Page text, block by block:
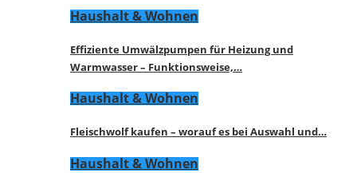
Haushalt & Wohnen
Effiziente Umwälzpumpen für Heizung und
Warmwasser – Funktionsweise,…
Haushalt & Wohnen
Fleischwolf kaufen – worauf es bei Auswahl und…
Haushalt & Wohnen